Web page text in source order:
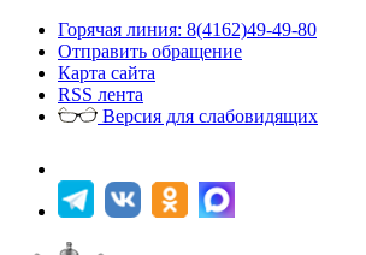
Горячая линия: 8(4162)49-49-80
Отправить обращение
Карта сайта
RSS лента
Версия для слабовидящих